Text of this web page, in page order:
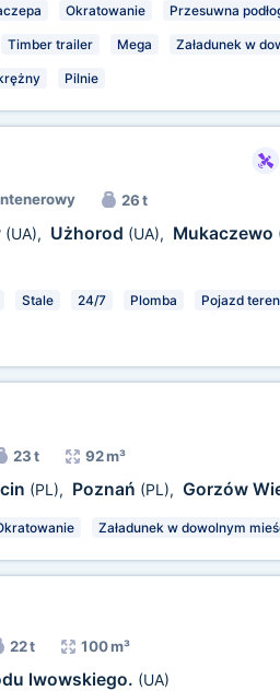
Okratowanie Przesuwna
Timber trailer Mega Załadunek w
Pilnie
26 t
(UA), Użhorod (UA), Mukaczewo
Stale 24/7 Plomba Pojazd
23 t 92 m³
(PL), Poznań (PL), Gorzów
Załadunek w dowolnym
22 t 100 m³
lwowskiego. (UA)